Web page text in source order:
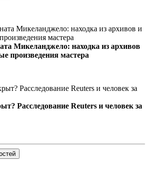
Микеланджело: находка из архивов
произведения мастера
Расследование Reuters и человек за